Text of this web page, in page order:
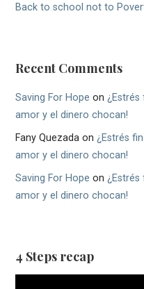
Back to school not to
Recent Comments
Saving For Hope on¿Estrés
amor y el dinero chocan!
Fany Quezada on¿Estrés
amor y el dinero chocan!
Saving For Hope on¿Estrés
amor y el dinero chocan!
4 Steps recap